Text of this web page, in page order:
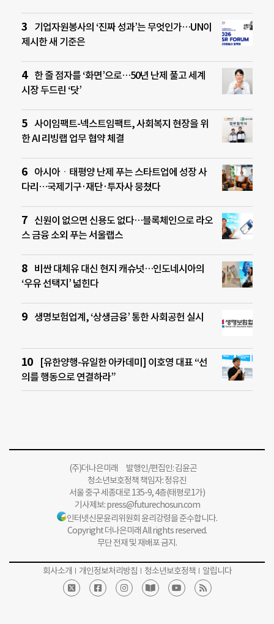
기업자원봉사의 ‘진짜 성과’는 무엇인가…UN이
제시한 새 기준은
한 줄 점자를 ‘화면’으로…50년 난제 풀고 세계
시장 두드린 ‘닷’
사이임팩트-넥스트임팩트, 사회복지 현장을 위
한 AI 리빙랩 업무 협약 체결
아시아ㆍ태평양 난제 푸는 스타트업에 성장 사
다리…국제기구·재단·투자사 뭉쳤다
신원이 없으면 신용도 없다…블록체인으로 라오
스 금융 소외 푸는 서울랩스
비싼 대체유 대신 현지 캐슈넛…인도네시아의
‘우유 선택지’ 넓힌다
생명보험업계, ‘상생금융’ 통한 사회공헌 실시
[유한양행-유일한 아카데미] 이호영 대표 “선
의를 행동으로 연결하라”
(주)더나은미래 발행인/편집인: 김윤곤
청소년보호정책 책임자: 정유진
서울 중구 세종대로 135-9, 4층(태평로1가)
기사제보:press@futurechosun.com
인터넷신문윤리위원회 윤리강령을 준수합니다.
Copyright 더나은미래 All rights reserved.
무단 전재 및 재배포 금지.
회사소개 개인정보처리방침 청소년보호정책 알립니다